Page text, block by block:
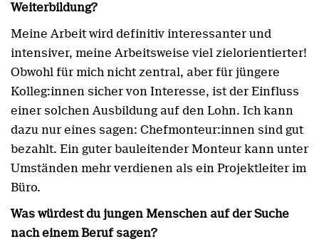
Weiterbildung?
Meine Arbeit wird definitiv interessanter und
intensiver, meine Arbeitsweise viel zielorientierter!
Obwohl für mich nicht zentral, aber für jüngere
Kolleg:innen sicher von Interesse, ist der Einfluss
einer solchen Ausbildung auf den Lohn. Ich kann
dazu nur eines sagen: Chefmonteur:innen sind gut
bezahlt. Ein guter bauleitender Monteur kann unter
Umständen mehr verdienen als ein Projektleiter im
Büro.
Was würdest du jungen Menschen auf der Suche
nach einem Beruf sagen?